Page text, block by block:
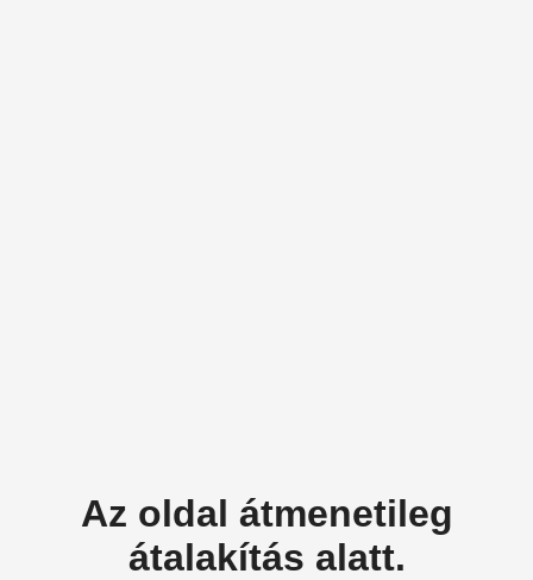
Az oldal átmenetileg
átalakítás alatt.